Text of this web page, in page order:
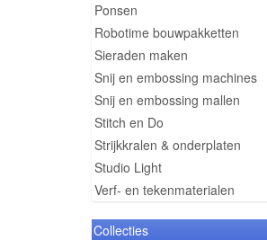
Ponsen
Robotime bouwpakketten
Sieraden maken
Snij en embossing machines
Snij en embossing mallen
Stitch en Do
Strijkkralen & onderplaten
Studio Light
Verf- en tekenmaterialen
Collecties